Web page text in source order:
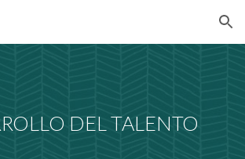
Skip to navigation
DEL TALENTO